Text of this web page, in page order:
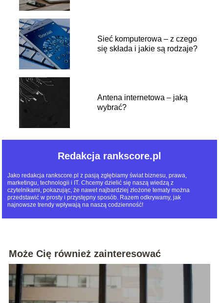
Sieć komputerowa – z czego
się składa i jakie są rodzaje?
Antena internetowa – jaką
wybrać?
Redakcja rankscore.pl
Jako redakcja rankscore.pl z pasją zgłębiamy świat biznesu, prawa,
marketingu, technologii i IT. Chcemy dzielić się naszą wiedzą z
czytelnikami, pokazując, że nawet najbardziej złożone tematy można
przedstawić w prosty i przystępny sposób. Razem odkrywamy, jak
najnowsze trendy wpływają na naszą codzienność!
Może Cię również zainteresować